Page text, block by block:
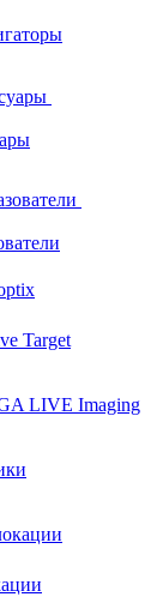
Target
LIVE Imaging